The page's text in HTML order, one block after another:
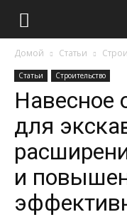
Домой Статьи
Статьи Строительство
Навесное
для
и